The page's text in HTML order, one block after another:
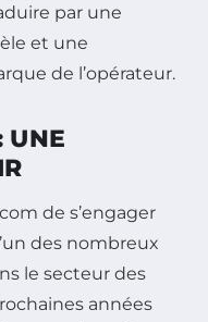
par une
et une
de l’opérateur.
UNE
de s’engager
des nombreux
le secteur des
années